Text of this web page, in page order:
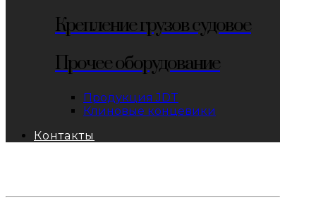
Крепление грузов судовое
Прочее оборудование
Продукция JDT
Клиновые концевики
Контакты